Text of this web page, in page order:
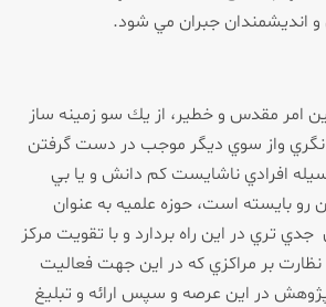
انديشمندان جبران مي شود.
امر مقدس و خطير، از يك سو زمينه ساز
واز سوي ديگر موجب در دست گرفتن
افرادي ناشايست كم دانش و يا بي
بايسته است، حوزه علميه به عنوان
تري در اين راه بردارد و با تقويت مركز
بر مراكزي كه در اين جهت فعاليت
در اين عرصه و سپس ارائه و تبليغ